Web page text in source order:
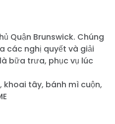
Quận Brunswick. Chúng
các nghị quyết và giải
bữa trưa, phục vụ lúc
khoai tây, bánh mì cuộn,